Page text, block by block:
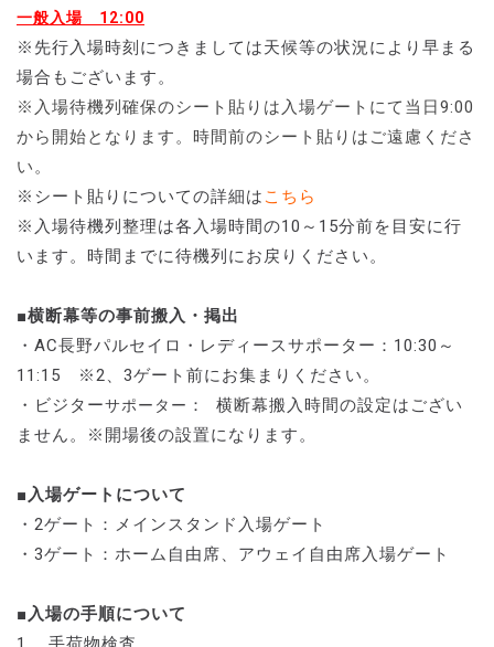
一般入場 12:00
※先行入場時刻につきましては天候等の状況により早まる
場合もございます。
※入場待機列確保のシート貼りは入場ゲートにて当日9:00
から開始となります。時間前のシート貼りはご遠慮くださ
い。
※シート貼りについての詳細は こちら
※入場待機列整理は各入場時間の10～15分前を目安に行
います。時間までに待機列にお戻りください。
■横断幕等の事前搬入・掲出
・AC長野パルセイロ・レディースサポーター：10:30～
11:15 ※2、3ゲート前にお集まりください。
・ビジターサポーター ： 横断幕搬入時間の設定はござい
ません。※開場後の設置になります。
■入場ゲートについて
・2ゲート：メインスタンド入場ゲート
・3ゲート：ホーム自由席、アウェイ自由席入場ゲート
■入場の手順について